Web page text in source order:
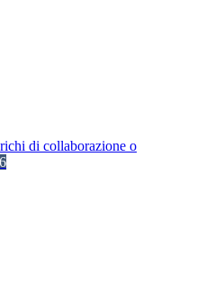
di collaborazione o